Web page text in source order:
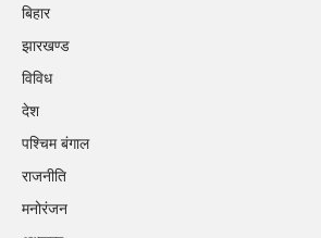
बिहार
झारखण्ड
विविध
देश
पश्चिम बंगाल
राजनीति
मनोरंजन